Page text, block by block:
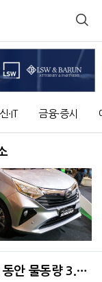
∙IT 금융∙증시
안 물동량 3.4